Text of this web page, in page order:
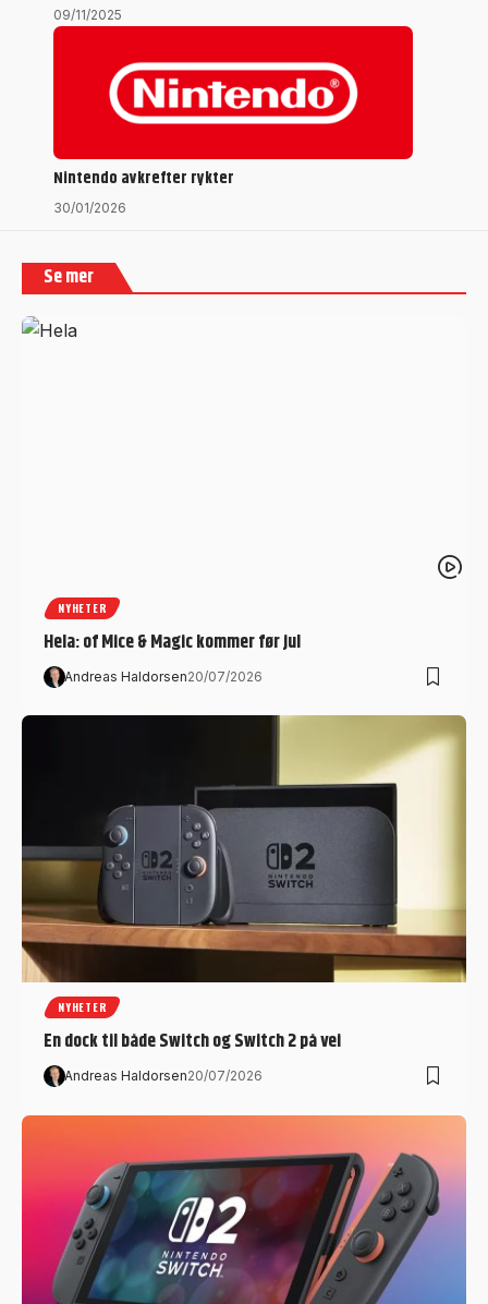
09/11/2025
Nintendo avkrefter rykter
30/01/2026
Se mer
NYHETER
Hela: of Mice & Magic kommer før jul
Andreas Haldorsen20/07/2026
NYHETER
En dock til både Switch og Switch 2 på vei
Andreas Haldorsen20/07/2026